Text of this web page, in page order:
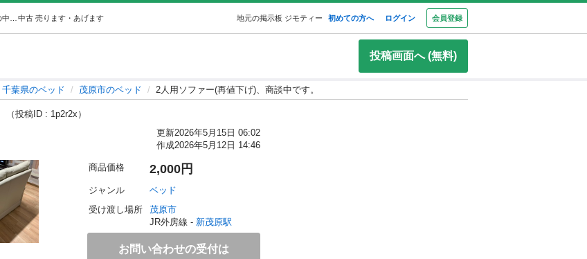
中古 売ります・あげます 地元の掲示板 ジモティー 初めての方へ ログイン 会員登録
投稿画面へ (無料)
千葉県のベッド 茂原市のベッド 2人用ソファー(再値下げ)、商談中です。
（投稿ID : 1p2r2x）
更新2026年5月15日 06:02
作成2026年5月12日 14:46
商品価格 2,000円
ジャンル
ベッド
受け渡し場所
茂原市
JR外房線 - 新茂原駅
お問い合わせの受付は